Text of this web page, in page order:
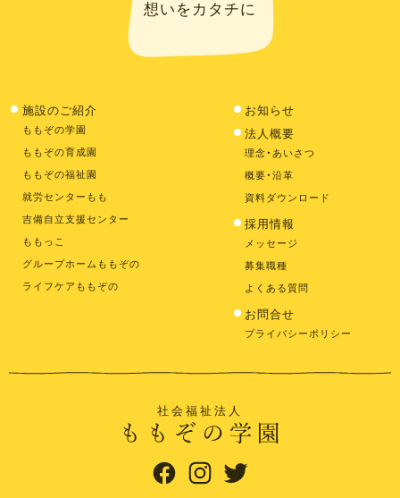
想いをカタチに
施設のご紹介
ももぞの学園
ももぞの育成園
ももぞの福祉園
就労センターもも
吉備自立支援センター
ももっこ
グループホームももぞの
ライフケアももぞの
お知らせ
法人概要
理念・あいさつ
概要・沿革
資料ダウンロード
採用情報
メッセージ
募集職種
よくある質問
お問合せ
プライバシーポリシー
社会福祉法人